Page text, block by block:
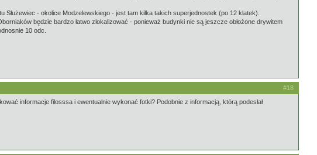
- okolice Modzelewskiego - jest tam kilka takich superjednostek (po 12 klatek).
będzie bardzo łatwo zlokalizować - ponieważ budynki nie są jeszcze obłożone drywitem
10 odc.
#18
informacje filosssa i ewentualnie wykonać fotki? Podobnie z informacją, którą podesłał